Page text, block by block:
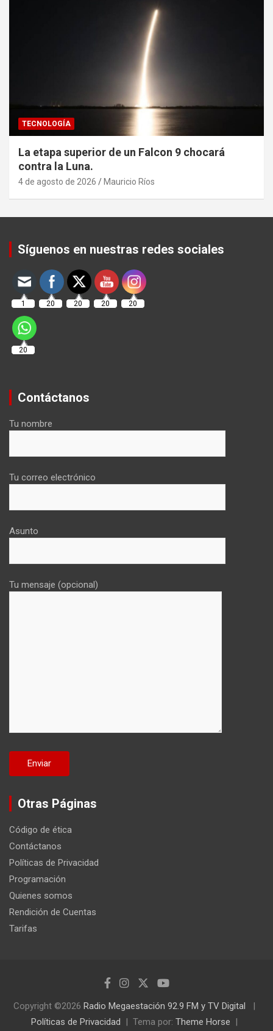
TECNOLOGÍA
La etapa superior de un Falcon 9 chocará
contra la Luna.
4 de agosto de 2026 Mauricio Ríos
Síguenos en nuestras redes sociales
1 20 20 20 20
20
Contáctanos
Tu nombre
Tu correo electrónico
Asunto
Tu mensaje (opcional)
Otras Páginas
Código de ética
Contáctanos
Políticas de Privacidad
Programación
Quienes somos
Rendición de Cuentas
Tarifas
Copyright ©2026 Radio Megaestación 92.9 FM y TV Digital
Políticas de Privacidad
Tema por: Theme Horse